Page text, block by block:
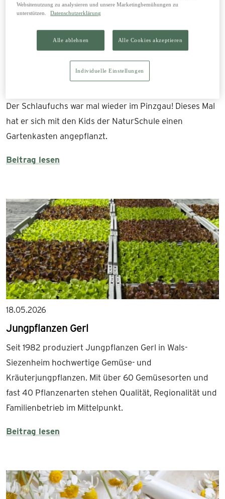
Der Schlaufuchs war mal wieder im Pinzgau! Dieses Mal
hat er sich mit den Kids der NaturSchule einen
Gartenkasten angepflanzt.
Beitrag lesen
18.05.2026
Jungpflanzen Gerl
Seit 1982 produziert Jungpflanzen Gerl in Wals-
Siezenheim hochwertige Gemüse- und
Kräuterjungpflanzen. Mit über 60 Gemüsesorten und
fast 40 Pflanzenarten stehen Qualität, Regionalität und
Familienbetrieb im Mittelpunkt.
Beitrag lesen
Websitenutzung zu analysieren und unsere Marketingbemühungen zu
unterstützen.
Datenschutzerklärung
Alle ablehnen Alle Cookies akzeptieren
Individuelle Einstellungen